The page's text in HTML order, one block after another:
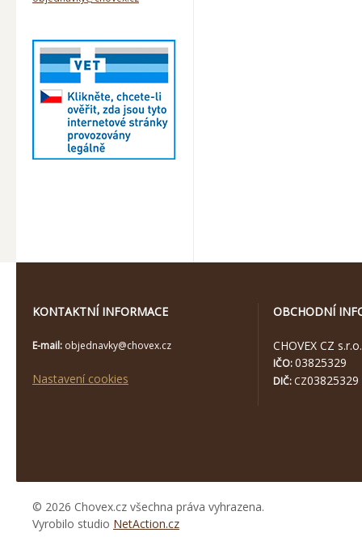
KONTAKTNÍ INFORMACE
E-mail: objednavky@chovex.cz
Nastavení cookies
OBCHODNÍ
CHOVEX CZ s.r.o.
IČO:03825329
DIČ: CZ03825329
© 2026 Chovex.cz všechna práva vyhrazena.
Vyrobilo studio NetAction.cz